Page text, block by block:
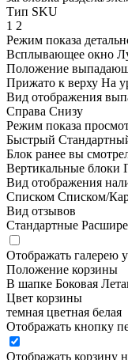
Тип SKU
1 2
Режим показа
Всплывающее окно
Положение
Прижато к верху На
Вид отображения
Справа Снизу
Режим показа
Быстрый
Блок ранее вы
Вертикальные блоки
Вид отображения
Списком Списком/
Вид отзывов
Стандартные
Отображать галерею
Положение корзины
В шапке Боковая
Цвет корзины
темная цветная белая
Отображать кнопку
Отображать корзину